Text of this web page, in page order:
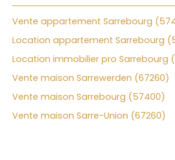
Vente appartement Sarrebourg
Location appartement Sarrebourg
Location immobilier pro Sarrebourg
Vente maison Sarrewerden (67260)
Vente maison Sarrebourg (57400)
Vente maison Sarre-Union (67260)